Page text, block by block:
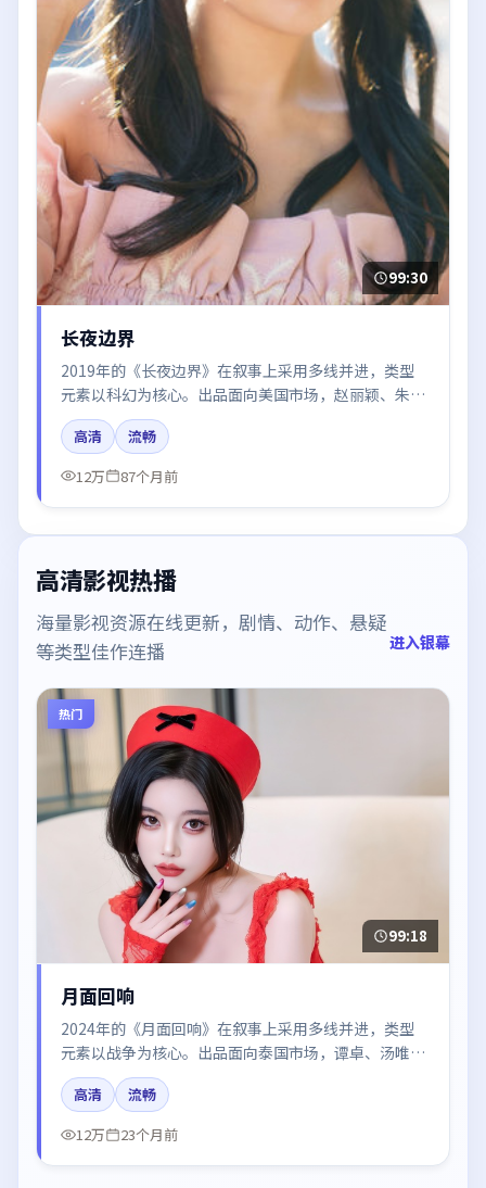
99:30
长夜边界
2019年的《长夜边界》在叙事上采用多线并进，类型
元素以科幻为核心。出品面向美国市场，赵丽颖、朱一
龙、王景春所饰角色推动关键反转，结尾留白引发讨
论。
高清
流畅
12万
87个月前
高清影视热播
海量影视资源在线更新，剧情、动作、悬疑
等类型佳作连播
进入银幕
热门
99:18
月面回响
2024年的《月面回响》在叙事上采用多线并进，类型
元素以战争为核心。出品面向泰国市场，谭卓、汤唯、
迪丽热巴所饰角色推动关键反转，结尾留白引发讨论。
高清
流畅
12万
23个月前